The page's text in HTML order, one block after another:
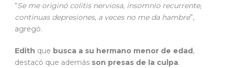
“Se me originó colitis nerviosa, insomnio recurrente,
continuas depresiones, a veces no me da hambre”,
agregó.
Edith que busca a su hermano menor de edad ,
destacó que además son presas de la culpa.